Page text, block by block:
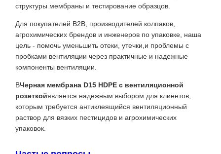
структуры мембраны и тестирование образцов.
Для покупателей B2B, производителей колпаков,
агрохимических брендов и инженеров по упаковке, наша
цель - помочь уменьшить отеки, утечки,и проблемы с
пробками вентиляции через практичные и надежные
компоненты вентиляции.
ВЧерная мембрана D15 HDPE с вентиляционной
розеткойявляется надежным выбором для клиентов,
которым требуется антиклеящийся вентиляционный
раствор для вязких пестицидов и агрохимических
упаковок.